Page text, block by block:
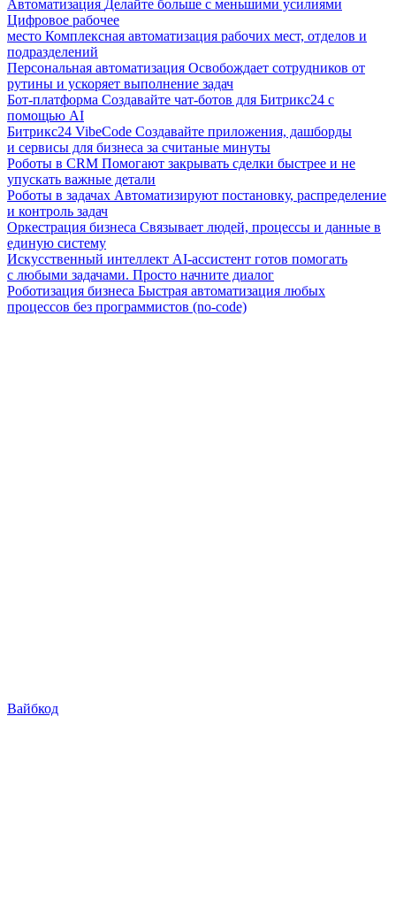
Автоматизация Делайте больше с меньшими усилиями
Цифровое рабочее
место Комплексная автоматизация рабочих мест, отделов и
подразделений
Персональная автоматизация Освобождает сотрудников от
рутины и ускоряет выполнение задач
Бот-платформа Создавайте чат-ботов для Битрикс24 с
помощью AI
Битрикс24 VibeCode Создавайте приложения, дашборды
и сервисы для бизнеса за считаные минуты
Роботы в CRM Помогают закрывать сделки быстрее и не
упускать важные детали
Роботы в задачах Автоматизируют постановку, распределение
и контроль задач
Оркестрация бизнеса Связывает людей, процессы и данные в
единую систему
Искусственный интеллект AI-ассистент готов помогать
с любыми задачами. Просто начните диалог
Роботизация бизнеса Быстрая автоматизация любых
процессов без программистов (no-code)
Вайбкод